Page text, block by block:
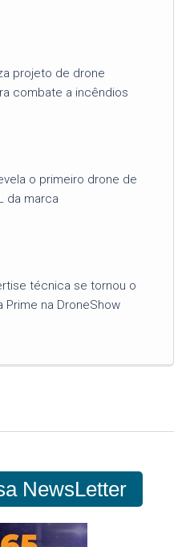
projeto de drone
combate a incêndios
o primeiro drone de
da marca
técnica se tornou o
Prime na DroneShow
NewsLetter